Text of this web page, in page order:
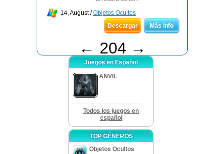
14, August /Objetos Ocultos
Descargar
Más info
← 204 →
Juegos en Español
ANVIL
Todos los juegos en
español
TOP GÉNEROS
Objetos Ocultos